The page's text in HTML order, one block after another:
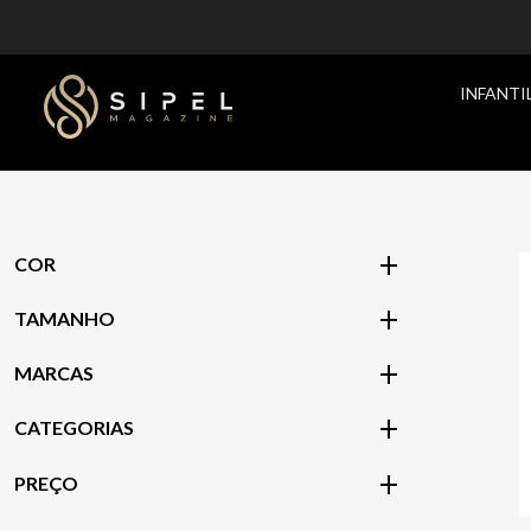
COR
TAMANHO
MARCAS
CATEGORIAS
PREÇO